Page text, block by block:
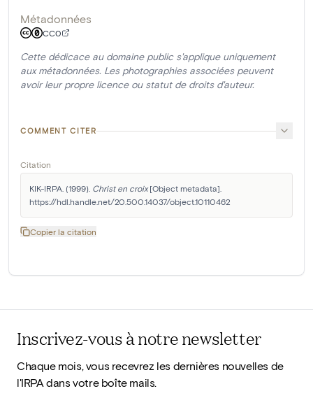
Métadonnées
CC0
Cette dédicace au domaine public s'applique uniquement
aux métadonnées. Les photographies associées peuvent
avoir leur propre licence ou statut de droits d'auteur.
COMMENT CITER
Citation
KIK-IRPA. (1999). Christ en croix [Object metadata].
https://hdl.handle.net/20.500.14037/object.10110462
Copier la citation
Inscrivez-vous à notre newsletter
Chaque mois, vous recevrez les dernières nouvelles de
l'IRPA dans votre boîte mails.